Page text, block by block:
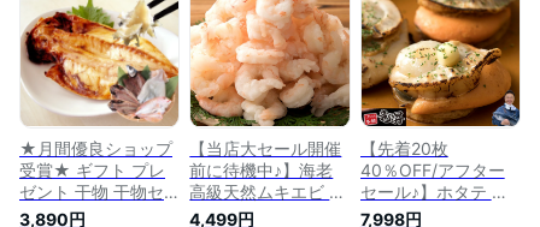
魚 ギフト 御祝 内祝
誕生日 プレゼント
海鮮丼 コンペ 景品
魚 海鮮 発送A 父の日
誕生日祝い 卒業 入
学
干物 干物セット コ
ンペ 景品 朝食 魚 海
鮮 発送A お中元 超早
割 年賀 誕生日祝い
お中元 超早割
鮮丼 手巻寿司 コン
ペ 景品 ちらし 魚 海
鮮 発送A 母の日 父の
日 誕生日祝い
★月間優良ショップ
受賞★ ギフト プレ
ゼント 干物 干物セ
ット 無添加 高級 セ
3,890円
【当店大セール開催
前に待機中♪】海老
高級天然ムキエビ 1
キロ入 送料無料 背
4,499円
【先着20枚
40％OFF/アフター
セール♪】ホタテ 蒸
しホタテ 800g 送料
7,998円